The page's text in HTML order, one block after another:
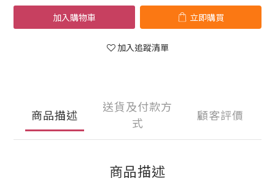
加入購物車 立即購買
加入追蹤清單
商品描述
送貨及付款方
式
顧客評價
商品描述